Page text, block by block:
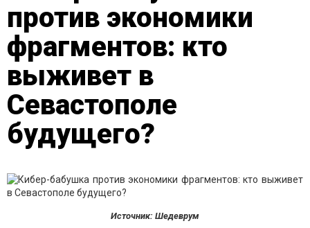
против экономики
фрагментов: кто
выживет в
Севастополе
будущего?
Источник: Шедеврум